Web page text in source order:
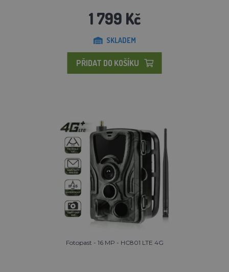
1 799 Kč
SKLADEM
PŘIDAT DO KOŠÍKU
Fotopast - 16 MP - HC801 LTE 4G